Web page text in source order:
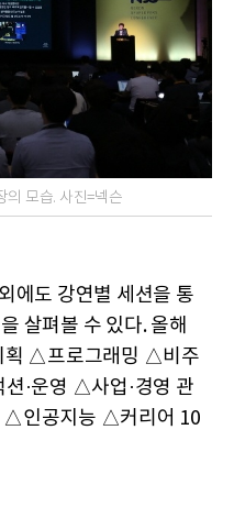
의 모습. 사진=넥슨
에도 강연별 세션을 통
살펴볼 수 있다. 올해
획 △프로그래밍 △비주
·운영 △사업·경영 관
인공지능 △커리어 10